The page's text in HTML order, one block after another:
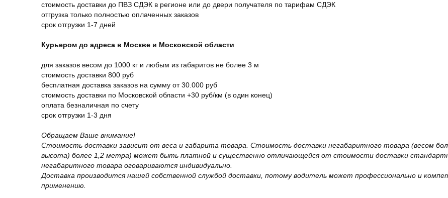
стоимость доставки до ПВЗ СДЭК в регионе или до двери получателя по тарифам СДЭК
отгрузка только полностью оплаченных заказов
срок отгрузки 1-7 дней
Курьером до адреса в Москве и Московской области
для заказов весом до 1000 кг и любым из габаритов не более 3 м
стоимость доставки 800 руб
бесплатная доставка заказов на сумму от 30.000 руб
стоимость доставки по Московской области +30 руб/км (в один конец)
оплата безналичная по счету
срок отгрузки 1-3 дня
Обращаем Ваше внимание!
Стоимость доставки зависит от веса и габарита товара. Стоимость доставки негабаритного товара (весом
высота) более 1,2 метра) может быть платной и существенно отличающейся от стоимости доставки
негабаритного товара оговариваются индивидуально.
Доставка производится нашей собственной службой доставки, потому водитель может профессионально и
применению.